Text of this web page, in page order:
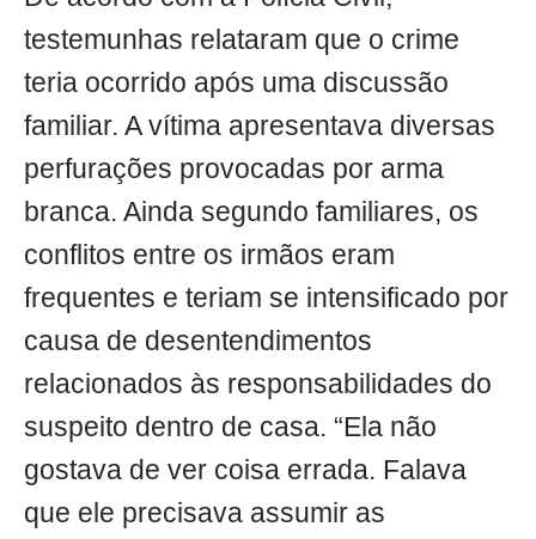
testemunhas relataram que o crime
teria ocorrido após uma discussão
familiar. A vítima apresentava diversas
perfurações provocadas por arma
branca. Ainda segundo familiares, os
conflitos entre os irmãos eram
frequentes e teriam se intensificado por
causa de desentendimentos
relacionados às responsabilidades do
suspeito dentro de casa. “Ela não
gostava de ver coisa errada. Falava
que ele precisava assumir as